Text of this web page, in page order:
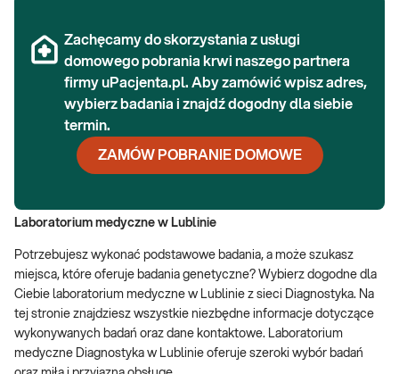
Zachęcamy do skorzystania z usługi
domowego pobrania krwi naszego partnera
firmy uPacjenta.pl. Aby zamówić wpisz adres,
wybierz badania i znajdź dogodny dla siebie
termin.
ZAMÓW POBRANIE DOMOWE
Laboratorium medyczne w Lublinie
Potrzebujesz wykonać podstawowe badania, a może szukasz
miejsca, które oferuje badania genetyczne? Wybierz dogodne dla
Ciebie laboratorium medyczne w Lublinie z sieci Diagnostyka. Na
tej stronie znajdziesz wszystkie niezbędne informacje dotyczące
wykonywanych badań oraz dane kontaktowe. Laboratorium
medyczne Diagnostyka w Lublinie oferuje szeroki wybór badań